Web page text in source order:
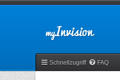
Schnellzugriff FAQ